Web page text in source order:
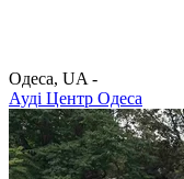
Одеса, UA -
Ауді Центр Одеса